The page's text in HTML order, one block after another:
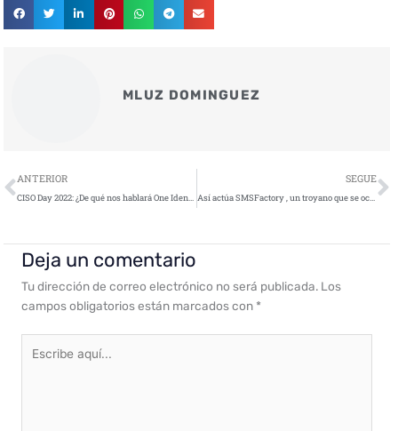
MLUZ DOMINGUEZ
Ant
ANTERIOR
CISO Day 2022: ¿De qué nos hablará One Identity?
SEGUE
Así actúa SMSFactory , un troyano que se oculta en móviles
Deja un comentario
Tu dirección de correo electrónico no será publicada. Los
campos obligatorios están marcados con *
aquí...